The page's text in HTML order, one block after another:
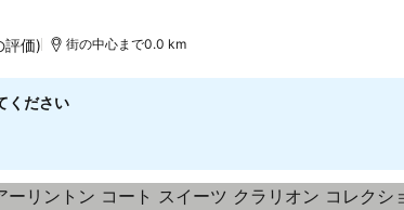
価) 街の中心まで0.0 km
ください